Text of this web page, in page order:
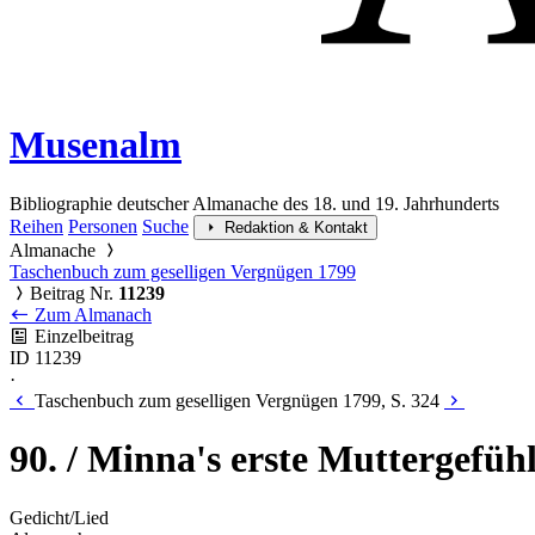
Musenalm
Bibliographie deutscher Almanache des 18. und 19. Jahrhunderts
Reihen Personen Suche Redaktion & Kontakt
Almanache
Taschenbuch zum geselligen Vergnügen 1799
Beitrag Nr. 11239
Zum Almanach
Einzelbeitrag
ID 11239
·
Taschenbuch zum geselligen Vergnügen 1799, S. 324
90. / Minna's erste
Gedicht/Lied